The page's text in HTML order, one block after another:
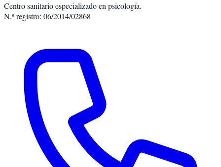
Centro sanitario especializado en psicología.
N.º registro: 06/2014/02868